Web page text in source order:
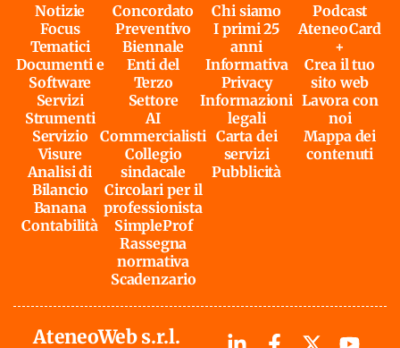
Notizie
Focus
Tematici
Documenti e
Software
Servizi
Strumenti
Servizio
Visure
Analisi di
Bilancio
Banana
Contabilità
Concordato
Preventivo
Biennale
Enti del
Terzo
Settore
AI
Commercialisti
Collegio
sindacale
Circolari per il
professionista
SimpleProf
Rassegna
normativa
Scadenzario
Chi siamo
I primi 25
anni
Informativa
Privacy
Informazioni
legali
Carta dei
servizi
Pubblicità
Podcast
AteneoCard
+
Crea il tuo
sito web
Lavora con
noi
Mappa dei
contenuti
AteneoWeb s.r.l.